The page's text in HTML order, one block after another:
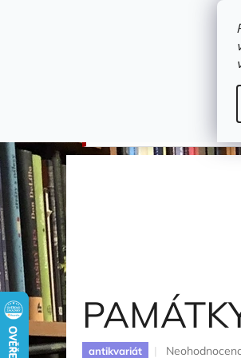
PAMÁTKY UNESCO
antikvariát
Průměrné